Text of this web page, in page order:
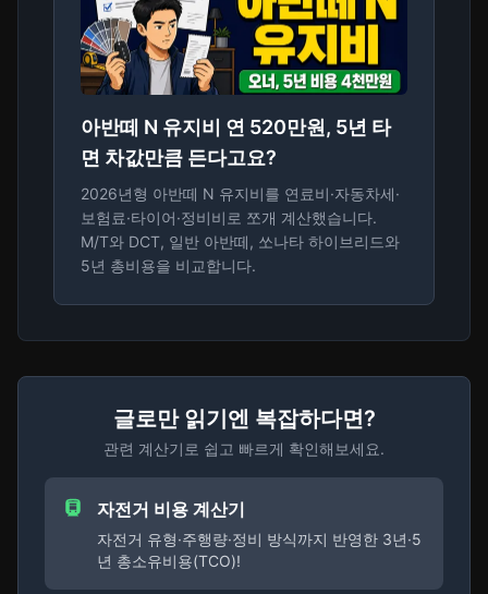
아반떼 N 유지비 연 520만원, 5년 타
면 차값만큼 든다고요?
2026년형 아반떼 N 유지비를 연료비·자동차세·
보험료·타이어·정비비로 쪼개 계산했습니다.
M/T와 DCT, 일반 아반떼, 쏘나타 하이브리드와
5년 총비용을 비교합니다.
글로만 읽기엔 복잡하다면?
관련 계산기로 쉽고 빠르게 확인해보세요.
자전거 비용 계산기
자전거 유형·주행량·정비 방식까지 반영한 3년·5
년 총소유비용(TCO)!